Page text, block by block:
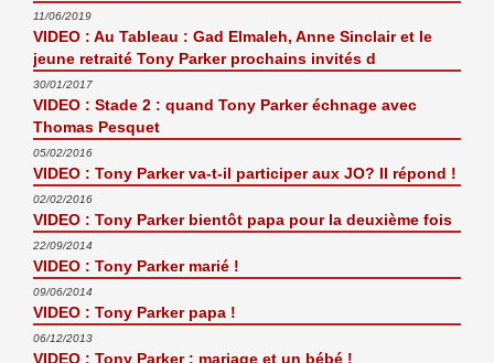
11/06/2019
VIDEO : Au Tableau : Gad Elmaleh, Anne Sinclair et le
jeune retraité Tony Parker prochains invités d
30/01/2017
VIDEO : Stade 2 : quand Tony Parker échnage avec
Thomas Pesquet
05/02/2016
VIDEO : Tony Parker va-t-il participer aux JO? Il répond !
02/02/2016
VIDEO : Tony Parker bientôt papa pour la deuxième fois
22/09/2014
VIDEO : Tony Parker marié !
09/06/2014
VIDEO : Tony Parker papa !
06/12/2013
VIDEO : Tony Parker : mariage et un bébé !